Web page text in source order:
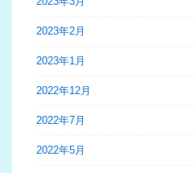
2023年2月
2023年1月
2022年12月
2022年7月
2022年5月